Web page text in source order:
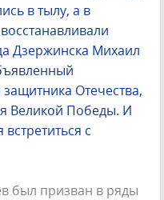
в тылу, а в
Дзержинска Михаил
Отечества,
Великой Победы. И
с
был призван в ряды